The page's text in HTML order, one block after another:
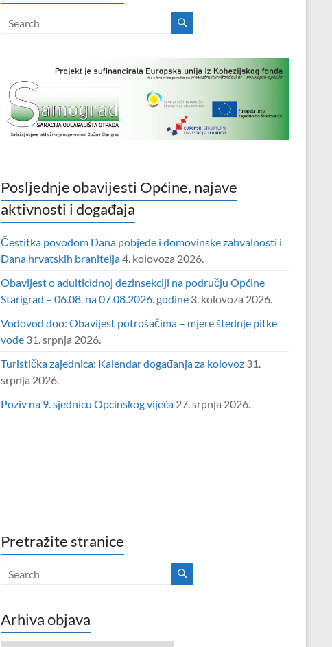
Posljednje obavijesti Općine, najave
aktivnosti i događaja
Čestitka povodom Dana pobjede i domovinske zahvalnosti i
Dana hrvatskih branitelja4. kolovoza 2026.
Obavijest o adulticidnoj dezinsekciji na području Općine
Starigrad – 06.08. na 07.08.2026. godine 3. kolovoza 2026.
Vodovod doo: Obavijest potrošačima – mjere štednje pitke
vode 31. srpnja 2026.
Turistička zajednica: Kalendar događanja za kolovoz 31.
srpnja 2026.
Poziv na 9. sjednicu Općinskog vijeća 27. srpnja 2026.
Pretražite stranice
Arhiva objava